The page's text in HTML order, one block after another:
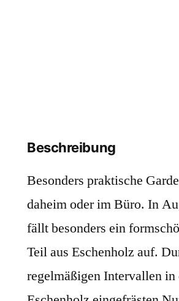
Beschreibung
Besonders praktische
daheim oder im Büro. In
fällt besonders ein
Teil aus Eschenholz auf.
regelmäßigen Intervallen in